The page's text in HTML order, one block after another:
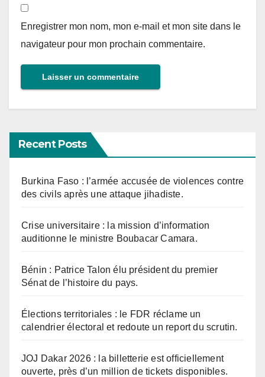
Enregistrer mon nom, mon e-mail et mon site dans le
navigateur pour mon prochain commentaire.
Recent Posts
Burkina Faso : l’armée accusée de violences contre
des civils après une attaque jihadiste.
Crise universitaire : la mission d’information
auditionne le ministre Boubacar Camara.
Bénin : Patrice Talon élu président du premier
Sénat de l’histoire du pays.
Élections territoriales : le FDR réclame un
calendrier électoral et redoute un report du scrutin.
JOJ Dakar 2026 : la billetterie est officiellement
ouverte, près d’un million de tickets disponibles.